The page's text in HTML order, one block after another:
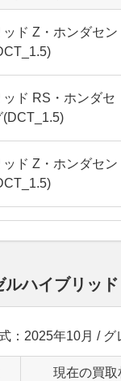
ド Z・ホンダセン
ド RS・ホンダセ
(DCT_1.5)
ド Z・ホンダセン
ルハイブリッ
：2025年10月 /
現在の買